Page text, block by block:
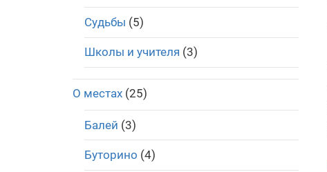
Судьбы (5)
Школы и учителя (3)
О местах(25)
Балей (3)
Буторино (4)